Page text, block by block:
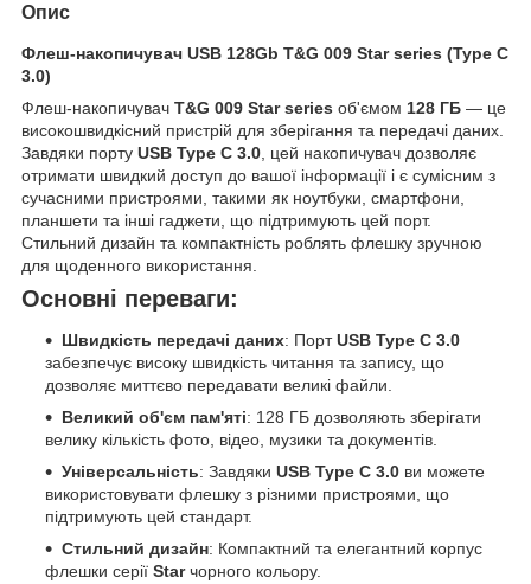
Опис
Флеш-накопичувач USB 128Gb T&G 009 Star series (Type C
3.0)
Флеш-накопичувач T&G 009 Star series об'ємом 128 ГБ — це
високошвидкісний пристрій для зберігання та передачі даних.
Завдяки порту USB Type C 3.0 , цей накопичувач дозволяє
отримати швидкий доступ до вашої інформації і є сумісним з
сучасними пристроями, такими як ноутбуки, смартфони,
планшети та інші гаджети, що підтримують цей порт.
Стильний дизайн та компактність роблять флешку зручною
для щоденного використання.
Основні переваги:
Швидкість передачі даних: ПортUSB Type C 3.0
забезпечує високу швидкість читання та запису, що
дозволяє миттєво передавати великі файли.
Великий об'єм пам'яті: 128 ГБ дозволяють зберігати
велику кількість фото, відео, музики та документів.
Універсальність: Завдяки USB Type C 3.0 ви можете
використовувати флешку з різними пристроями, що
підтримують цей стандарт.
Стильний дизайн: Компактний та елегантний корпус
флешки серії Starчорного кольору.